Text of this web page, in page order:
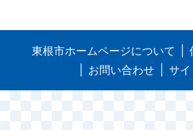
東根市ホームページについて
お問い合わせ
サ